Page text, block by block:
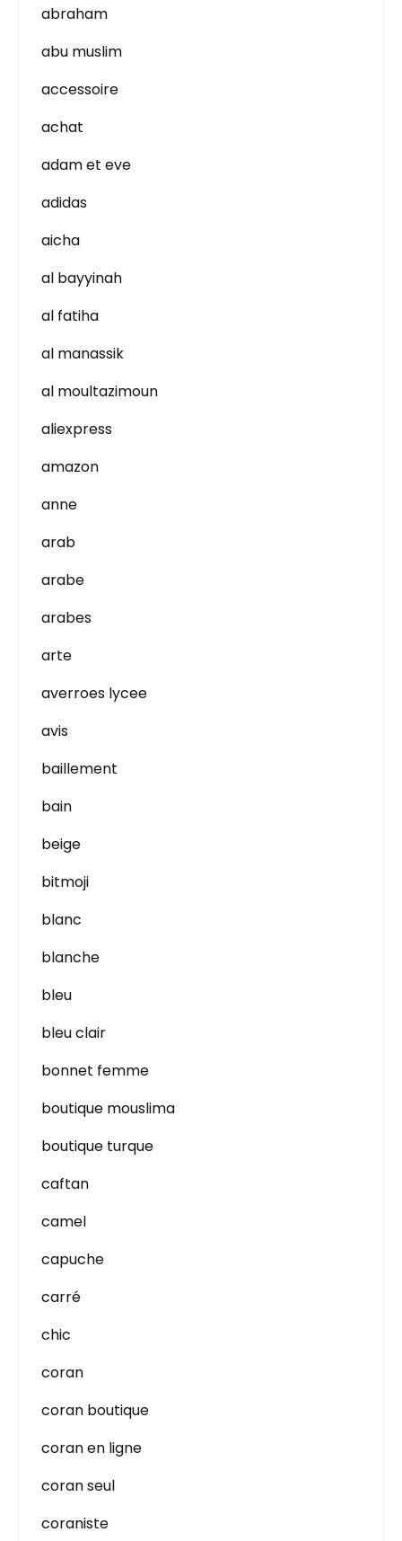
abraham
abu muslim
accessoire
achat
adam et eve
adidas
aicha
al bayyinah
al fatiha
al manassik
al moultazimoun
aliexpress
amazon
anne
arab
arabe
arabes
arte
averroes lycee
avis
baillement
bain
beige
bitmoji
blanc
blanche
bleu
bleu clair
bonnet femme
boutique mouslima
boutique turque
caftan
camel
capuche
carré
chic
coran
coran boutique
coran en ligne
coran seul
coraniste